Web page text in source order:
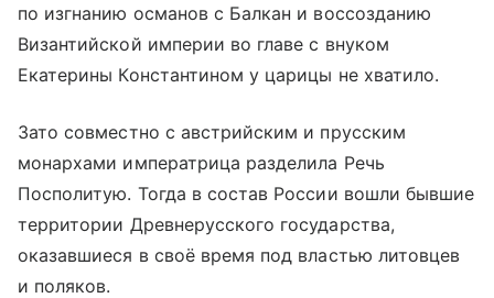
по изгнанию османов с Балкан и воссозданию
Византийской империи во главе с внуком
Екатерины Константином у царицы не хватило.
Зато совместно с австрийским и прусским
монархами императрица разделила Речь
Посполитую. Тогда в состав России вошли бывшие
территории Древнерусского государства,
оказавшиеся в своё время под властью литовцев
и поляков.